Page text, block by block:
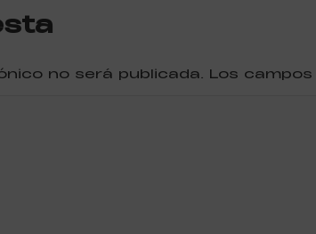
no será publicada. Los